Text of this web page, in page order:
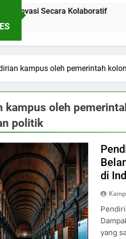
Secara Kolaboratif
3
kampus oleh pemerintah
kampus oleh
politik
di
yang